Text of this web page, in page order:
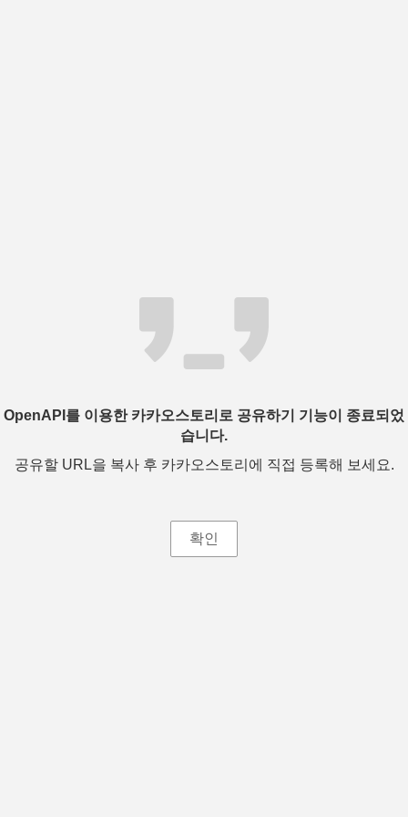
OpenAPI를 이용한 카카오스토리로 공유하기 기능이 종료되었
습니다.
공유할 URL을 복사 후 카카오스토리에 직접 등록해 보세요.
확인